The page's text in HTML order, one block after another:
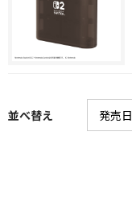
並べ替え